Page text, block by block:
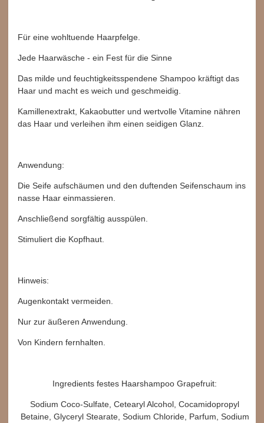
Für eine wohltuende Haarpfelge.
Jede Haarwäsche - ein Fest für die Sinne
Das milde und feuchtigkeitsspendene Shampoo kräftigt das
Haar und macht es weich und geschmeidig.
Kamillenextrakt, Kakaobutter und wertvolle Vitamine nähren
das Haar und verleihen ihm einen seidigen Glanz.
Anwendung:
Die Seife aufschäumen und den duftenden Seifenschaum ins
nasse Haar einmassieren.
Anschließend sorgfältig ausspülen.
Stimuliert die Kopfhaut.
Hinweis:
Augenkontakt vermeiden.
Nur zur äußeren Anwendung.
Von Kindern fernhalten.
Ingredients festes Haarshampoo Grapefruit:
Sodium Coco-Sulfate, Cetearyl Alcohol, Cocamidopropyl
Betaine, Glyceryl Stearate, Sodium Chloride, Parfum, Sodium